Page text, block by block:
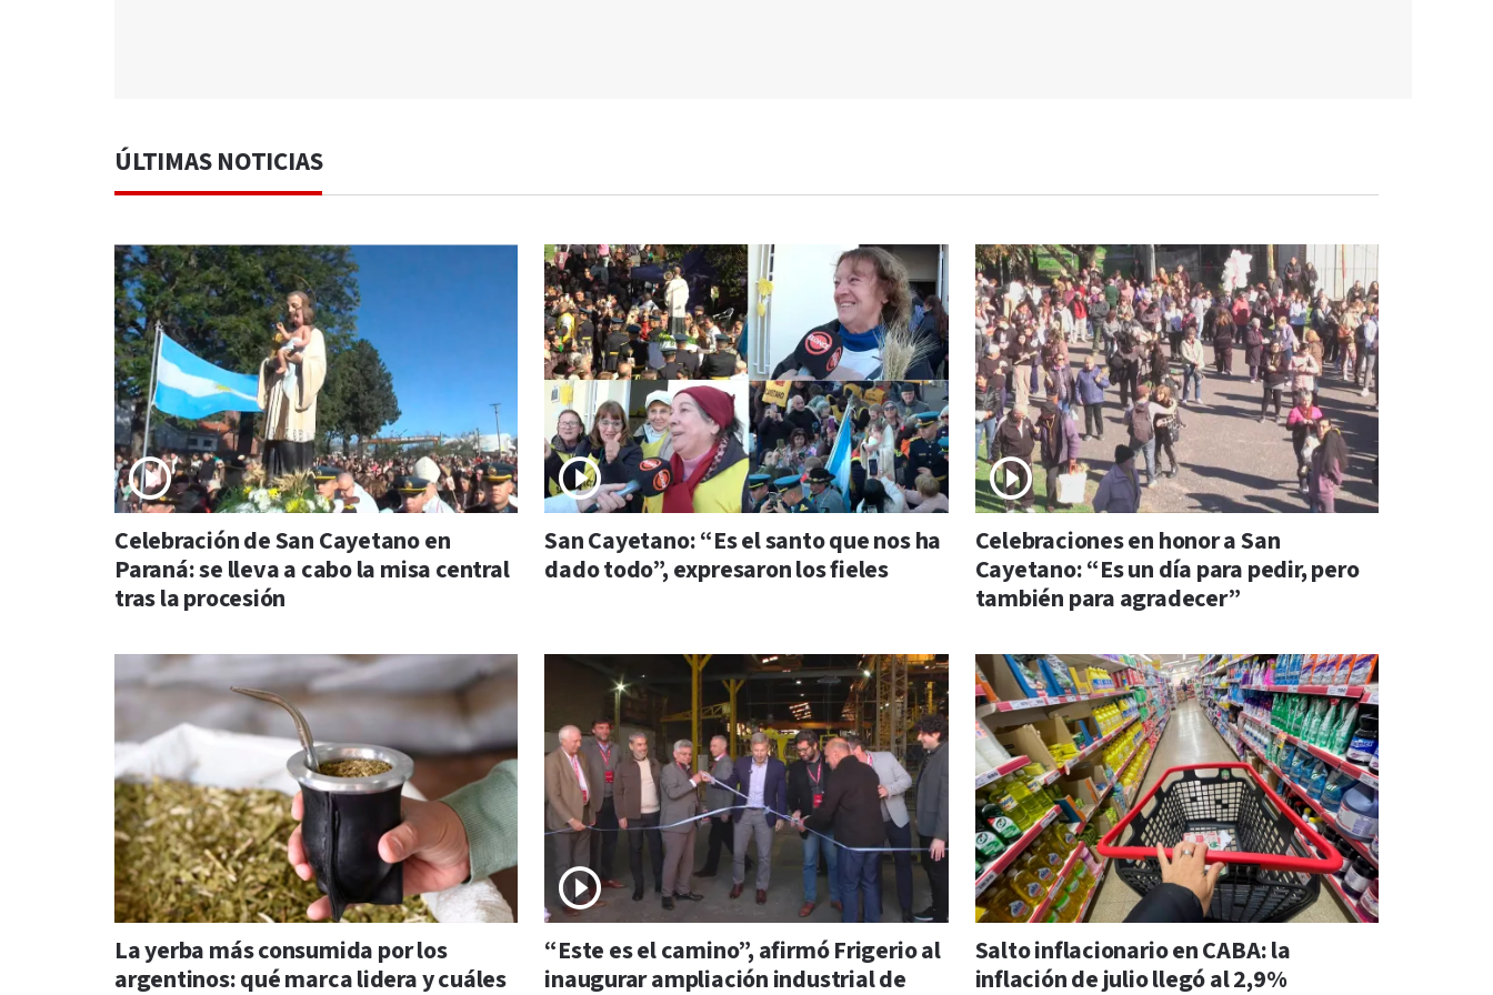
ÚLTIMAS NOTICIAS
Celebración de San Cayetano en
Paraná: se lleva a cabo la misa central
tras la procesión
San Cayetano: “Es el santo que nos ha
dado todo”, expresaron los fieles
Celebraciones en honor a San
Cayetano: “Es un día para pedir, pero
también para agradecer”
La yerba más consumida por los
argentinos: qué marca lidera y cuáles
“Este es el camino”, afirmó Frigerio al
inaugurar ampliación industrial de
Salto inflacionario en CABA: la
inflación de julio llegó al 2,9%